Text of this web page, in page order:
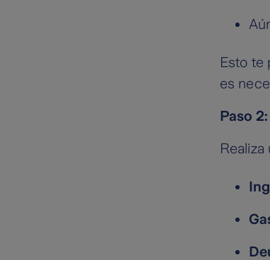
Esto te
es
Paso